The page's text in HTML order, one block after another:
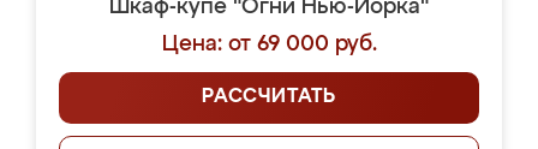
Шкаф-купе "Огни Нью-Йорка"
Цена: от 69 000 руб.
РАССЧИТАТЬ